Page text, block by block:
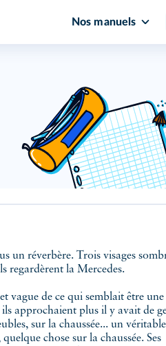
Nos manuels
un réverbère. Trois visages
regardèrent la Mercedes.
vague de ce qui semblait être une
approchaient plus il y avait de
la chaussée... un véritable
chose sur la chaussée. Ses